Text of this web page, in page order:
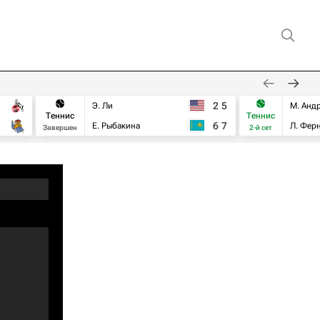
Теннис
Завершен
Э. Ли
Е. Рыбакина
2 5
6 7
Теннис
2-й сет
М.
Л.